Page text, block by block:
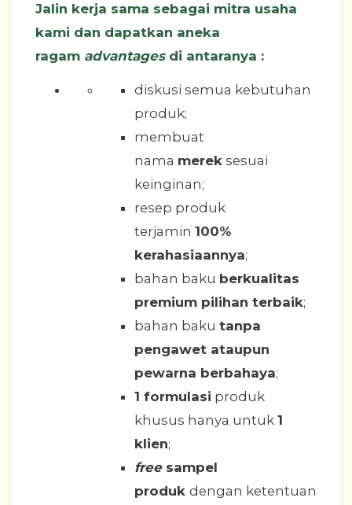
Jalin kerja sama sebagai mitra usaha
kami dan dapatkan aneka
ragam advantagesdi antaranya :
diskusi semua kebutuhan
produk;
membuat
nama merek sesuai
keinginan;
resep produk
terjamin 100%
kerahasiaannya;
bahan baku berkualitas
premium pilihan terbaik;
bahan baku tanpa
pengawet ataupun
pewarna berbahaya;
1 formulasi produk
khusus hanya untuk 1
klien;
freesampel
produk dengan ketentuan